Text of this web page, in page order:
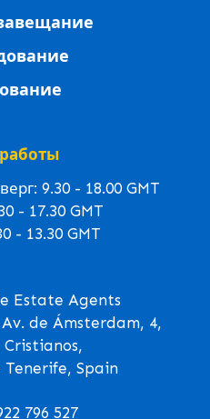
9.30 - 18.00 GMT
- 17.30 GMT
- 13.30 GMT
Estate Agents
de Ámsterdam, 4,
Cristianos,
Tenerife, Spain
796 527